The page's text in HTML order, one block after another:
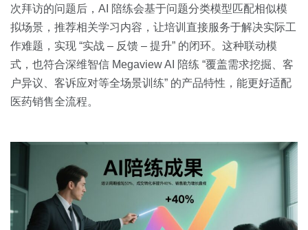
次拜访的问题后，AI 陪练会基于问题分类模型匹配相似模
拟场景，推荐相关学习内容，让培训直接服务于解决实际工
作难题，实现 “实战 – 反馈 – 提升” 的闭环。这种联动模
式，也符合深维智信 Megaview AI 陪练 “覆盖需求挖掘、客
户异议、客诉应对等全场景训练” 的产品特性，能更好适配
医药销售全流程。